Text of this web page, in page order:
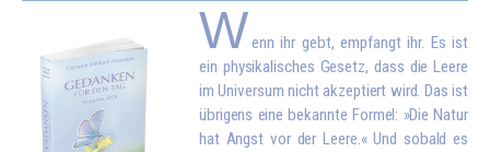
Wenn ihr gebt, empfangt ihr. Es ist
ein physikalisches Gesetz, dass die Leere
im Universum nicht akzeptiert wird. Das ist
übrigens eine bekannte Formel: »Die Natur
hat Angst vor der Leere.« Und sobald es